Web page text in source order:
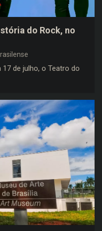
do Rock, no
de julho, o Teatro do